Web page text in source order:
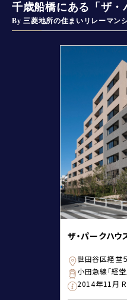
千歳船橋にある「ザ
By 三菱地所の住まいリレーマン
ザ・パークハウ
世田谷区経堂
小田急線「経
2014年11月